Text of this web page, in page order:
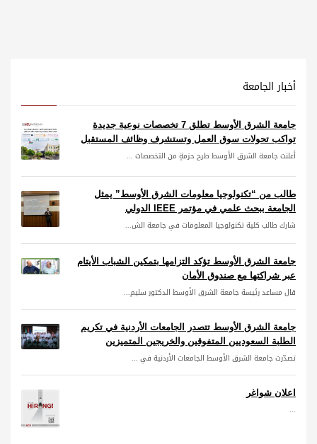
أخبار الجامعة
جامعة الشرق الأوسط تطلق 7 تخصصات نوعية جديدة
تواكب تحولات سوق العمل وتستشرف وظائف المستقبل
أعلنت جامعة الشرق الأوسط طرح حزمةٍ من التخصصات ...
طالب من “تكنولوجيا معلومات الشرق الأوسط” يمثل
الجامعة ببحث علمي في مؤتمر IEEE الدولي
شارك طالب كلية تكنولوجيا المعلومات في جامعة الش...
جامعة الشرق الأوسط تؤكد التزامها بتمكين الشباب الأيتام
عبر شراكتها مع صندوق الأمان
قال مساعد رئيسة جامعة الشرق الأوسط الدكتور سليم...
جامعة الشرق الأوسط تتصدر الجامعات الأردنية في تكريم
الطلبة السعوديين المتفوقين والخريجين المتميزين
تصدّرت جامعة الشرق الأوسط الجامعات الأردنية في ...
اعلان شواغر
...